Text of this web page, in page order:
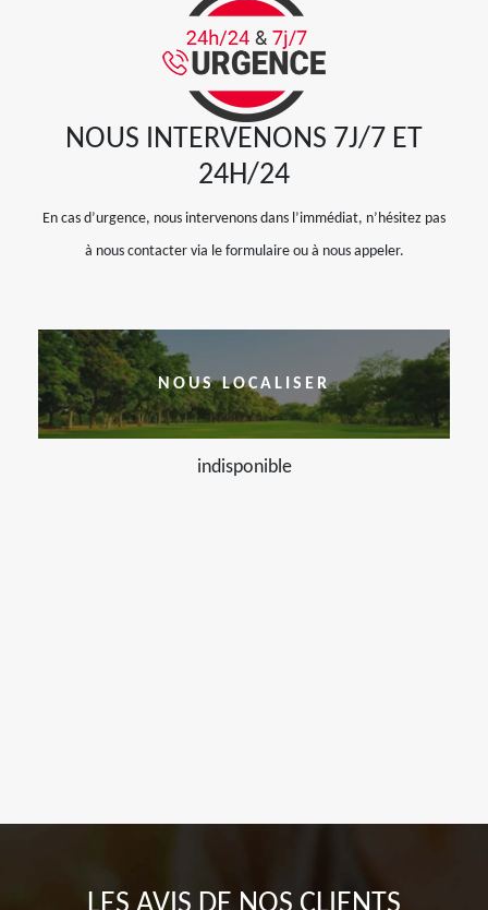
NOUS INTERVENONS 7J/7 ET
24H/24
En cas d’urgence, nous intervenons dans l’immédiat, n’hésitez pas
à nous contacter via le formulaire ou à nous appeler.
NOUS LOCALISER
indisponible